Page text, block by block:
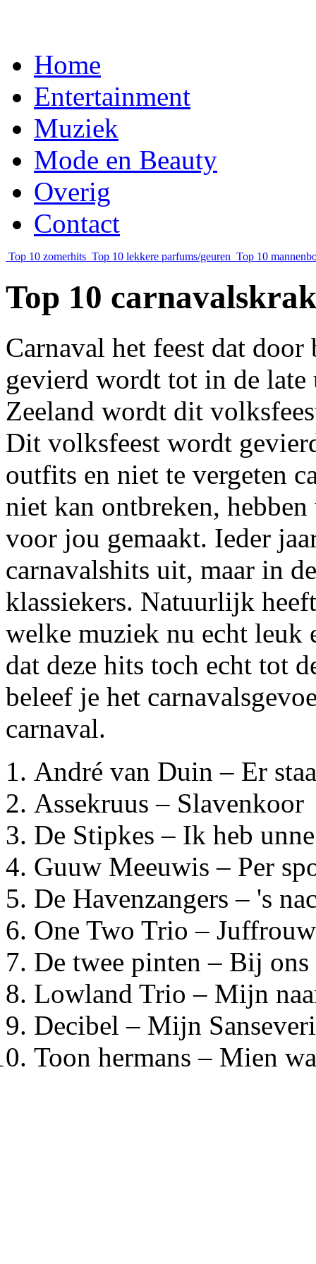
Home
Entertainment
Muziek
Mode en Beauty
Overig
Contact
Top 10 zomerhits Top 10 lekkere parfums/geuren Top 10
Top 10
Carnaval het feest dat
gevierd wordt tot in de
Zeeland wordt dit
Dit volksfeest wordt
outfits en niet te vergeten
niet kan ontbreken,
voor jou gemaakt. Ieder
carnavalshits uit, maar in
klassiekers. Natuurlijk
welke muziek nu echt leuk
dat deze hits toch echt tot
beleef je het
carnaval.
André van Duin – Er
Assekruus – Slavenkoor
De Stipkes – Ik heb
Guuw Meeuwis – Per
De Havenzangers – 's
One Two Trio –
De twee pinten – Bij ons
Lowland Trio – Mijn
Decibel – Mijn
Toon hermans – Mien